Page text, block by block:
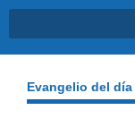
Evangelio del día